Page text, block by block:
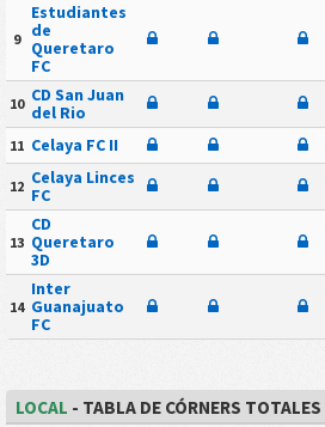
9
Estudiantes
de
Queretaro
FC
10 CD San Juan
del Rio
11 Celaya FC II
12 Celaya Linces
FC
13
CD
Queretaro
3D
14
Inter
Guanajuato
FC
LOCAL - TABLA DE CÓRNERS TOTALES